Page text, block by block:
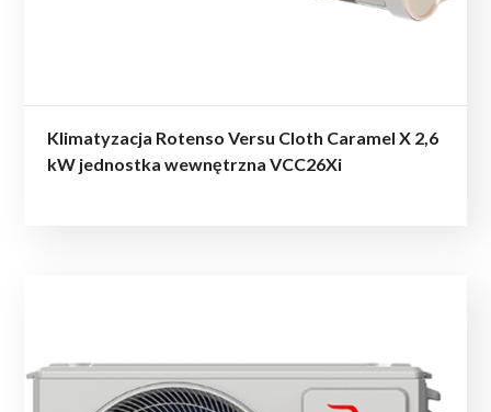
Klimatyzacja Rotenso Versu Cloth Caramel X 2,6
kW jednostka wewnętrzna VCC26Xi